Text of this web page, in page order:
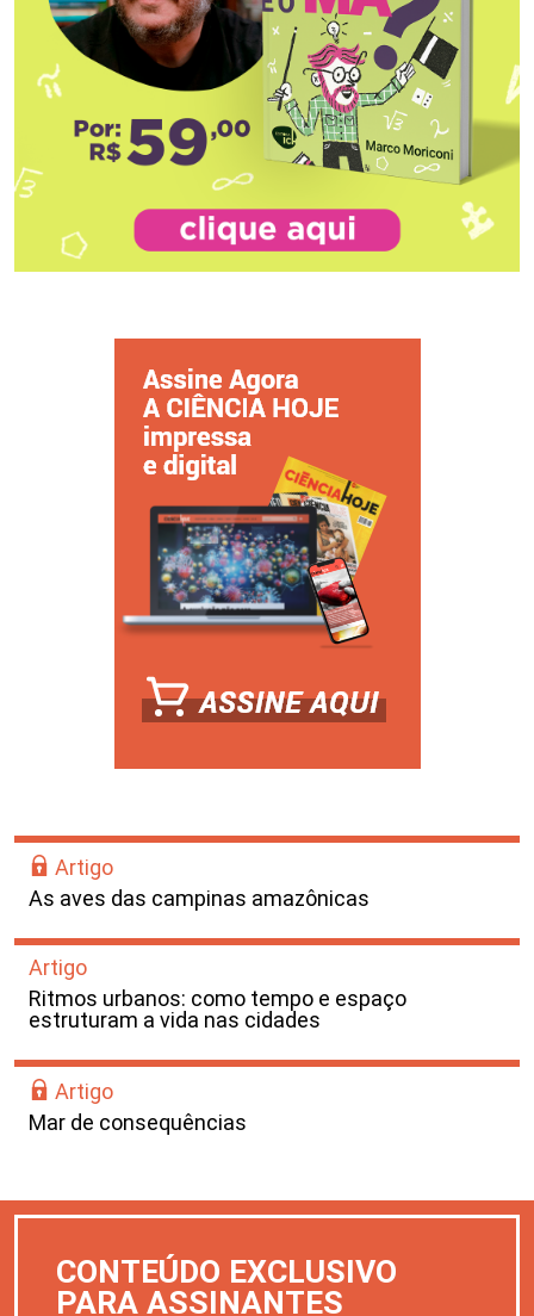
Artigo
As aves das campinas amazônicas
Artigo
Ritmos urbanos: como tempo e espaço
estruturam a vida nas cidades
Artigo
Mar de consequências
CONTEÚDO EXCLUSIVO
PARA ASSINANTES